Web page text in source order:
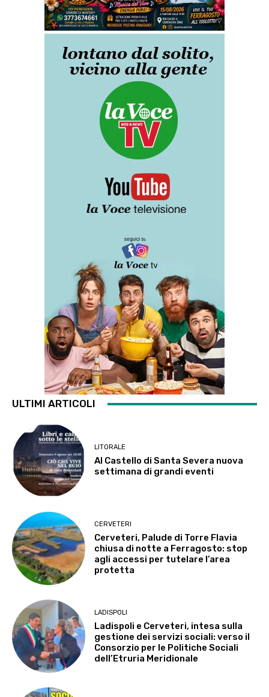
ULTIMI ARTICOLI
LITORALE
Al Castello di Santa Severa nuova
settimana di grandi eventi
CERVETERI
Cerveteri, Palude di Torre Flavia
chiusa di notte a Ferragosto: stop
agli accessi per tutelare l’area
protetta
LADISPOLI
Ladispoli e Cerveteri, intesa sulla
gestione dei servizi sociali: verso il
Consorzio per le Politiche Sociali
dell’Etruria Meridionale